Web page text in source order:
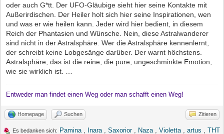
oder auch G*tt. Der UFO-Gläubige sieht hier seine Kontakte mit
Außerirdischen. Der Heiler holt sich hier seine Inspirationen, wen
und was er wie heilen kann. Jeder wird hier bedient, in diesem
Reich der Phantasien und Wünsche. Nein, diese Astralwanderer
sind nicht in der Astralsphäre. Wer die Astralsphäre kennenlernt,
der schreibt keine Lobgesänge darüber. Der warnt höchstens.
Astralsphäre, das ist die reine, die pure, ungeschminkte Emotion,
wie sie wirklich ist. …
Entweder man findet einen Weg oder man schafft einen Weg!
Homepage Suchen Zitieren
Es bedanken sich: Pamina Inara Saxorior, Naza Violetta artus THT